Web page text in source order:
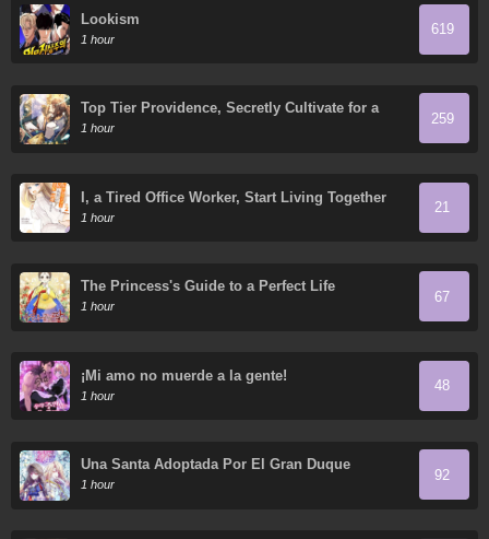
Lookism
1 hour
619
Top Tier Providence, Secretly Cultivate for a
Thousand Years
1 hour
259
I, a Tired Office Worker, Start Living Together
with a Beautiful Highschool Girl whom I Met
Again After 7 Years
1 hour
21
The Princess's Guide to a Perfect Life
1 hour
67
¡Mi amo no muerde a la gente!
1 hour
48
Una Santa Adoptada Por El Gran Duque
1 hour
92